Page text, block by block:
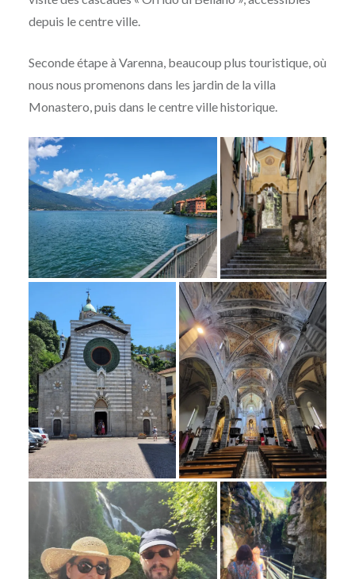
depuis le centre ville.
Seconde étape à Varenna, beaucoup plus touristique, où
nous nous promenons dans les jardin de la villa
Monastero, puis dans le centre ville historique.